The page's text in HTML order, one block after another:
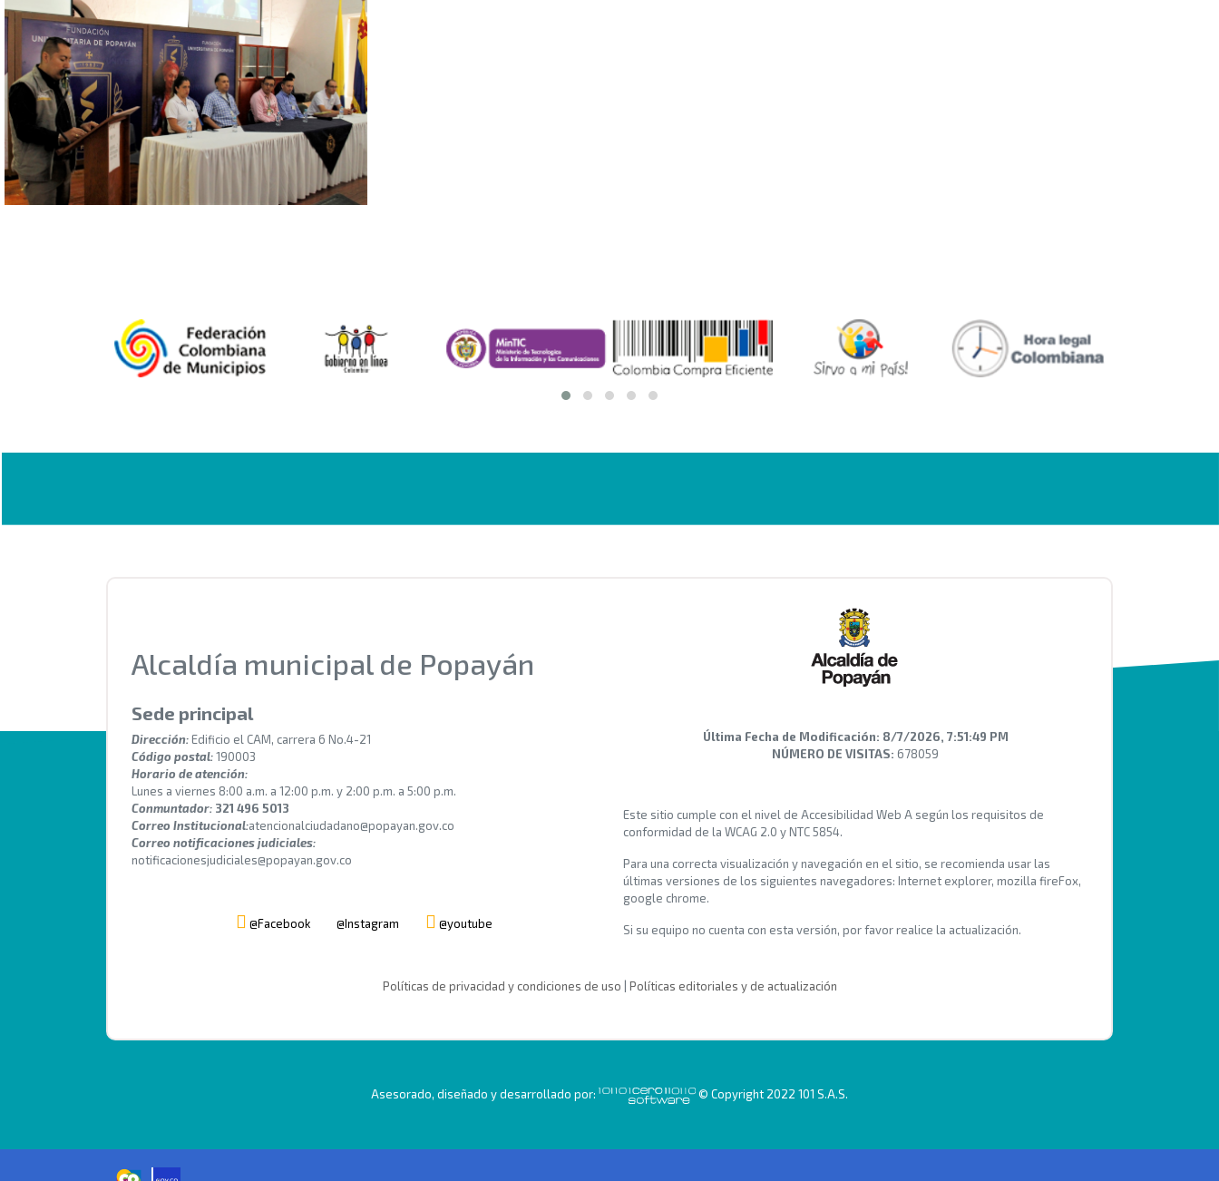
Alcaldía municipal de Popayán
Sede principal
Dirección: Edificio el CAM, carrera 6 No.4-21
Código postal:190003
Horario de atención:
Lunes a viernes 8:00 a.m. a 12:00 p.m. y 2:00 p.m. a 5:00 p.m.
Conmuntador: 321 496 5013
Correo Institucional:atencionalciudadano@popayan.gov.co
Correo notificaciones judiciales:
notificacionesjudiciales@popayan.gov.co
@Facebook @Instagram @youtube
Última Fecha de Modificación: 8/7/2026, 7:51:49 PM
NÚMERO DE VISITAS: 678059
Este sitio cumple con el nivel de Accesibilidad Web A según los requisitos de
conformidad de la WCAG 2.0 y NTC 5854.
Para una correcta visualización y navegación en el sitio, se recomienda usar las
últimas versiones de los siguientes navegadores: Internet explorer, mozilla fireFox,
google chrome.
Si su equipo no cuenta con esta versión, por favor realice la actualización.
Políticas de privacidad y condiciones de uso Políticas editoriales y de actualización
Asesorado, diseñado y desarrollado por: © Copyright 2022 101 S.A.S.